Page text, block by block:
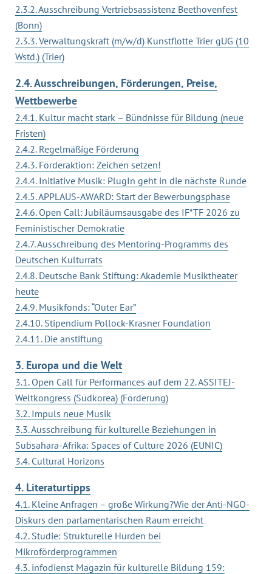
2.3.2. Ausschreibung Vertriebsassistenz Beethovenfest
(Bonn)
2.3.3. Verwaltungskraft (m/w/d) Kunstflotte Trier gUG (10
Wstd.) (Trier)
2.4. Ausschreibungen, Förderungen, Preise,
Wettbewerbe
2.4.1. Kultur macht stark – Bündnisse für Bildung (neue
Fristen)
2.4.2. Regelmäßige Förderung
2.4.3. Förderaktion: Zeichen setzen!
2.4.4. Initiative Musik: PlugIn geht in die nächste Runde
2.4.5. APPLAUS-AWARD: Start der Bewerbungsphase
2.4.6. Open Call: Jubiläumsausgabe des IF*TF 2026 zu
Feministischer Demokratie
2.4.7. Ausschreibung des Mentoring-Programms des
Deutschen Kulturrats
2.4.8. Deutsche Bank Stiftung: Akademie Musiktheater
heute
2.4.9. Musikfonds: “Outer Ear”
2.4.10. Stipendium Pollock-Krasner Foundation
2.4.11. Die anstiftung
3. Europa und die Welt
3.1. Open Call für Performances auf dem 22. ASSITEJ-
Weltkongress (Südkorea) (Förderung)
3.2. Impuls neue Musik
3.3. Ausschreibung für kulturelle Beziehungen in
Subsahara-Afrika: Spaces of Culture 2026 (EUNIC)
3.4. Cultural Horizons
4. Literaturtipps
4.1. Kleine Anfragen – große Wirkung?Wie der Anti-NGO-
Diskurs den parlamentarischen Raum erreicht
4.2. Studie: Strukturelle Hürden bei
Mikroförderprogrammen
4.3. infodienst Magazin für kulturelle Bildung 159: